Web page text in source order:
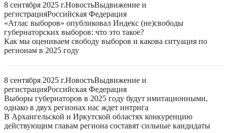
8 сентября 2025 г.НовостьВыдвижение и
регистрацияРоссийская Федерация
«Атлас выборов» опубликовал Индекс (не)свободы
губернаторских выборов: что это такое?
Как мы оцениваем свободу выборов и какова ситуация по
регионам в 2025 году
8 сентября 2025 г.НовостьВыдвижение и
регистрацияРоссийская Федерация
Выборы губернаторов в 2025 году будут имитационными,
однако в двух регионах нас ждет интрига
В Архангельской и Иркутской областях конкуренцию
действующим главам региона составят сильные кандидаты